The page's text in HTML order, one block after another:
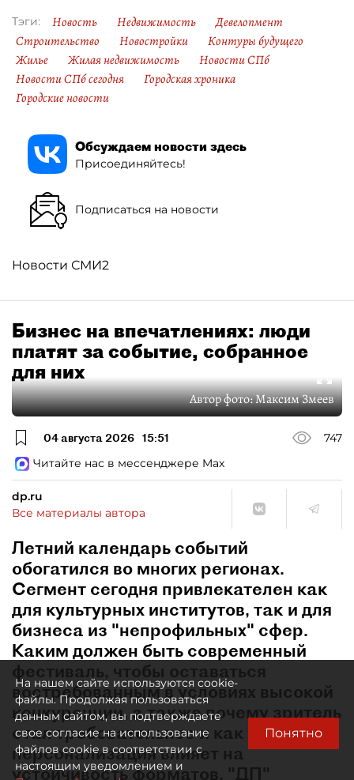
Тэги: Новость Недвижимость
Девелопмент
Строительство
Новостройки
Контуры будущего
Жилье
Жилая недвижимость
Новости СПб
Новости СПб сегодня
Городская хроника
Городские новости
Обсуждаем новости здесь
Присоединяйтесь!
Подписаться на новости
Новости СМИ2
Бизнес на впечатлениях: люди
платят за событие, собранное
для них
Автор фото:Максим Змеев
04 августа 2026 15:51
747
Читайте нас в мессенджере Max
dp.ru
Все материалы автора
Летний календарь событий
обогатился во многих регионах.
Сегмент сегодня привлекателен как
для культурных институтов, так и для
бизнеса из "непрофильных" сфер.
Каким должен быть современный
фестиваль, чтобы оставаться
востребованным в условиях высокой
конкуренции, а также почему зритель
стал требовательнее и как
персонализация влияет на
устойчивость форматов, "ДП"
На нашем сайте используются cookie-
файлы. Продолжая пользоваться
данным сайтом, вы подтверждаете
свое согласие на использование
файлов cookie в соответствии с
настоящим уведомлением и
Понятно